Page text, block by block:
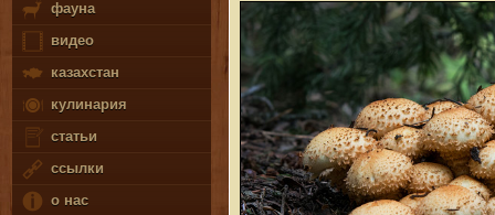
фауна
видео
казахстан
кулинария
статьи
ссылки
о нас